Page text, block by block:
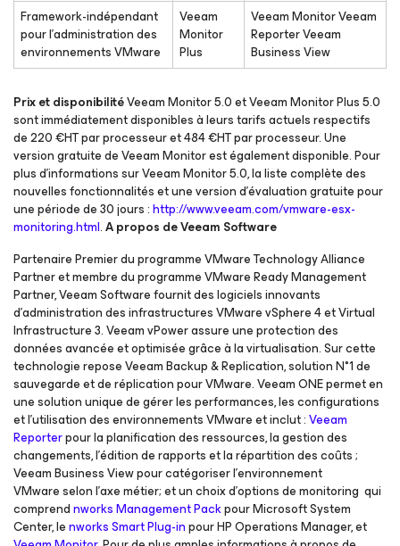
Framework-indépendant
pour l’administration des
environnements VMware
Veeam
Monitor
Plus
Veeam Monitor Veeam
Reporter Veeam
Business View
Prix et disponibilitéVeeam Monitor 5.0 et Veeam Monitor Plus 5.0
sont immédiatement disponibles à leurs tarifs actuels respectifs
de 220 €HT par processeur et 484 €HT par processeur. Une
version gratuite de Veeam Monitor est également disponible. Pour
plus d’informations sur Veeam Monitor 5.0, la liste complète des
nouvelles fonctionnalités et une version d’évaluation gratuite pour
une période de 30 jours :http://www.veeam.com/vmware-esx-
monitoring.html.A propos de Veeam Software
Partenaire Premier du programme VMware Technology Alliance
Partner et membre du programme VMware Ready Management
Partner, Veeam Software fournit des logiciels innovants
d’administration des infrastructures VMware vSphere 4 et Virtual
Infrastructure 3. Veeam vPower assure une protection des
données avancée et optimisée grâce à la virtualisation. Sur cette
technologie repose Veeam Backup & Replication, solution N°1 de
sauvegarde et de réplication pour VMware. Veeam ONE permet en
une solution unique de gérer les performances, les configurations
et l’utilisation des environnements VMware et inclut :Veeam
Reporterpour la planification des ressources, la gestion des
changements, l’édition de rapports et la répartition des coûts ;
Veeam Business View pour catégoriser l’environnement
VMware selon l’axe métier; et un choix d’options de monitoring qui
comprendnworks Management Packpour Microsoft System
Center, lenworks Smart Plug-inpour HP Operations Manager, et